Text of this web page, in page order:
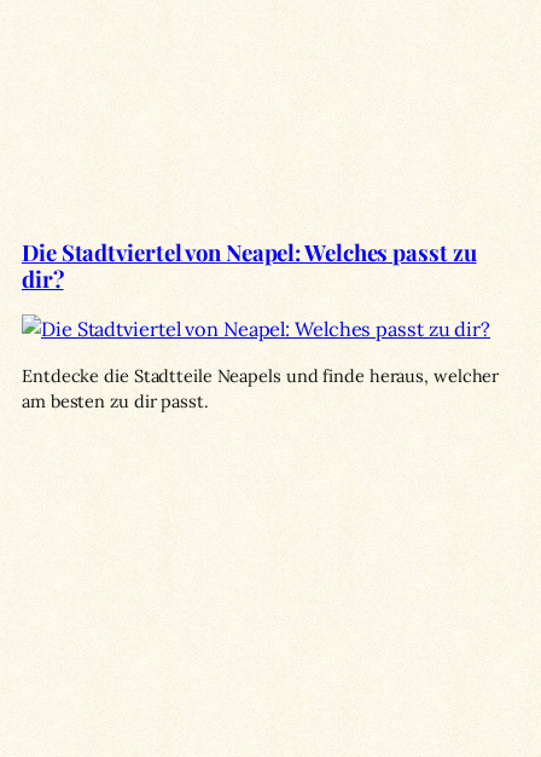
Die Stadtviertel von Neapel: Welches passt zu
dir?
Entdecke die Stadtteile Neapels und finde heraus, welcher
am besten zu dir passt.